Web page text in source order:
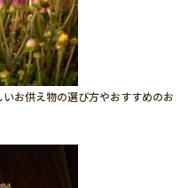
お供え物の選び方やおすすめのお